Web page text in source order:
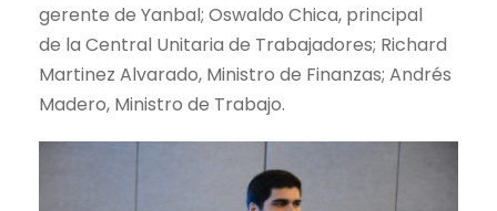
gerente de Yanbal; Oswaldo Chica, principal
de la Central Unitaria de Trabajadores; Richard
Martinez Alvarado, Ministro de Finanzas; Andrés
Madero, Ministro de Trabajo.